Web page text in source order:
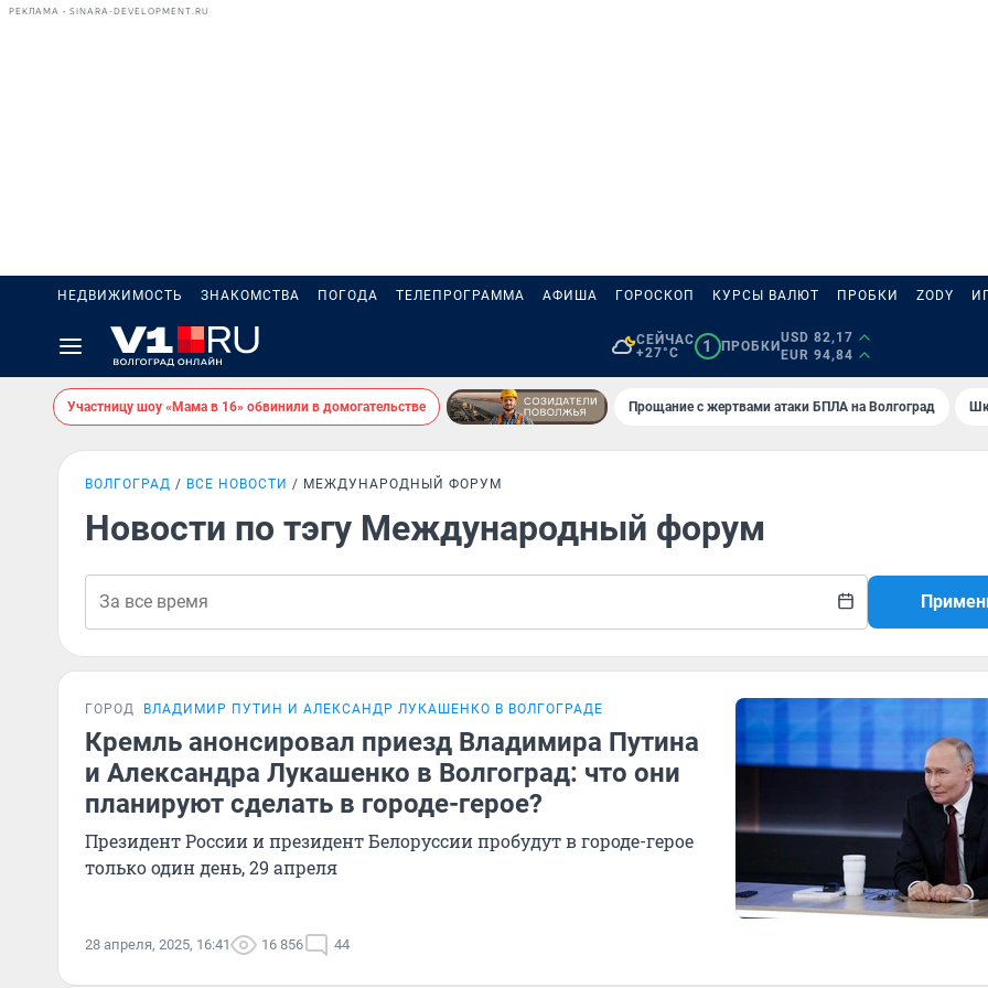
РЕКЛАМА • SINARA-DEVELOPMENT.RU
НЕДВИЖИМОСТЬ ЗНАКОМСТВА ПОГОДА ТЕЛЕПРОГРАММА АФИША ГОРОСКОП КУРСЫ ВАЛЮТ ПРОБКИ ZODY
СЕЙЧАС
+27°C
1 ПРОБКИ
USD 82,17
EUR 94,84
Участницу шоу «Мама в 16» обвинили в домогательстве Прощание с жертвами атаки БПЛА на Волгоград
ВОЛГОГРАД ВСЕ НОВОСТИ МЕЖДУНАРОДНЫЙ ФОРУМ
Новости по тэгу Международный форум
ГОРОД ВЛАДИМИР ПУТИН И АЛЕКСАНДР ЛУКАШЕНКО В ВОЛГОГРАДЕ
Кремль анонсировал приезд Владимира Путина
и Александра Лукашенко в Волгоград: что они
планируют сделать в городе-герое?
Президент России и президент Белоруссии пробудут в городе-герое
только один день, 29 апреля
28 апреля, 2025, 16:41 16 856 44